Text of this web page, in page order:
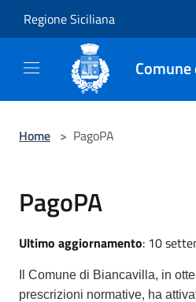
Regione Siciliana
Home > PagoPA
PagoPA
Ultimo aggiornamento: 10
Il Comune di Biancavilla, in
prescrizioni normative, ha